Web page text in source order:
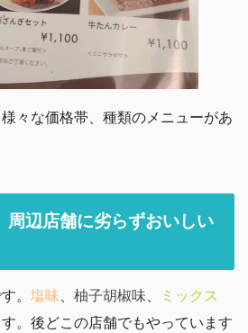
々な価格帯、種類のメニューがあ
周辺店舗に劣らずおいしい
。 塩味、 柚子胡椒味、
ミックス
。後どこの店舗でもやっています